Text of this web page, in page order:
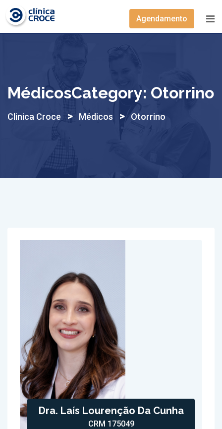
Skip
to
content
Agendamento
MédicosCategory: Otorrino
Clinica Croce > Médicos > Otorrino
Dra. Laís Lourenção Da Cunha
CRM 175049